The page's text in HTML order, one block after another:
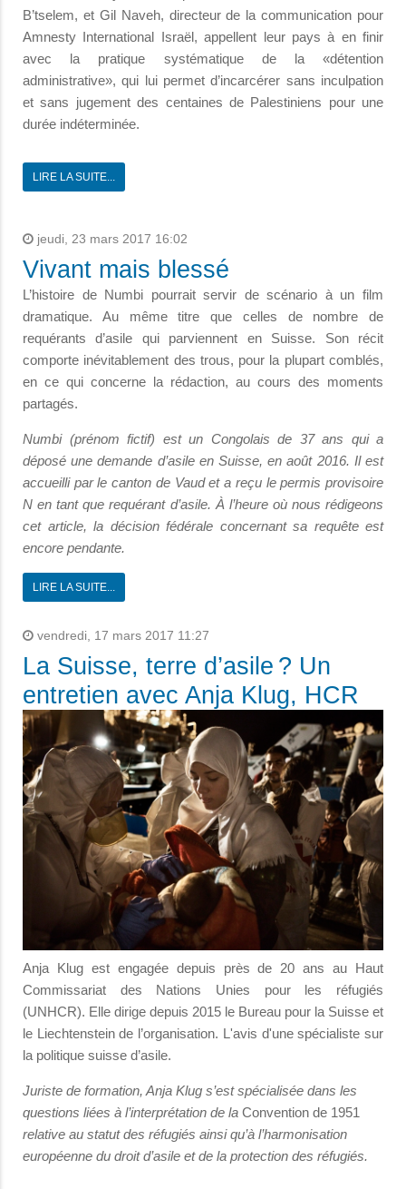
B’tselem, et Gil Naveh, directeur de la communication pour
Amnesty International Israël, appellent leur pays à en finir
avec la pratique systématique de la «détention
administrative», qui lui permet d’incarcérer sans inculpation
et sans jugement des centaines de Palestiniens pour une
durée indéterminée.
LIRE LA SUITE...
jeudi, 23 mars 2017 16:02
Vivant mais blessé
L’histoire de Numbi pourrait servir de scénario à un film
dramatique. Au même titre que celles de nombre de
requérants d’asile qui parviennent en Suisse. Son récit
comporte inévitablement des trous, pour la plupart comblés,
en ce qui concerne la rédaction, au cours des moments
partagés.
Numbi (prénom fictif) est un Congolais de 37 ans qui a
déposé une demande d’asile en Suisse, en août 2016. Il est
accueilli par le canton de Vaud et a reçu le permis provisoire
N en tant que requérant d’asile. À l’heure où nous rédigeons
cet article, la décision fédérale concernant sa requête est
encore pendante.
LIRE LA SUITE...
vendredi, 17 mars 2017 11:27
La Suisse, terre d’asile ? Un
entretien avec Anja Klug, HCR
Anja Klug est engagée depuis près de 20 ans au Haut
Commissariat des Nations Unies pour les réfugiés
(UNHCR). Elle dirige depuis 2015 le Bureau pour la Suisse et
le Liechtenstein de l’organisation. L'avis d'une spécialiste sur
la politique suisse d’asile.
Juriste de formation, Anja Klug s’est spécialisée dans les
questions liées à l’interprétation de la Convention de 1951
relative au statut des réfugiés ainsi qu’à l’harmonisation
européenne du droit d’asile et de la protection des réfugiés.